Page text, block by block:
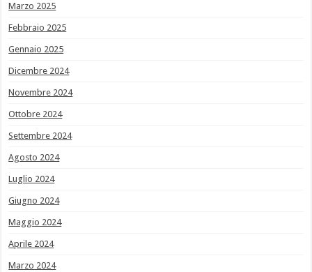
Marzo 2025
Febbraio 2025
Gennaio 2025
Dicembre 2024
Novembre 2024
Ottobre 2024
Settembre 2024
Agosto 2024
Luglio 2024
Giugno 2024
Maggio 2024
Aprile 2024
Marzo 2024